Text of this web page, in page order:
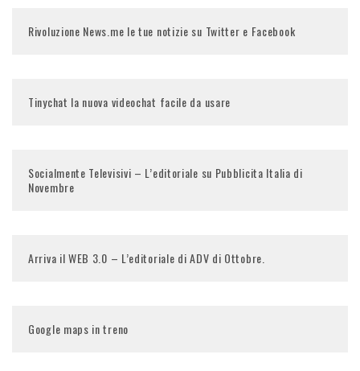
Rivoluzione News.me le tue notizie su Twitter e Facebook
Tinychat la nuova videochat facile da usare
Socialmente Televisivi – L’editoriale su Pubblicita Italia di
Novembre
Arriva il WEB 3.0 – L’editoriale di ADV di Ottobre.
Google maps in treno